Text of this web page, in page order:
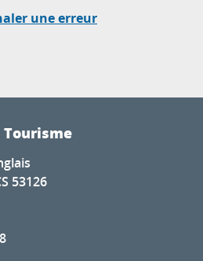
une erreur
Tourisme
53126